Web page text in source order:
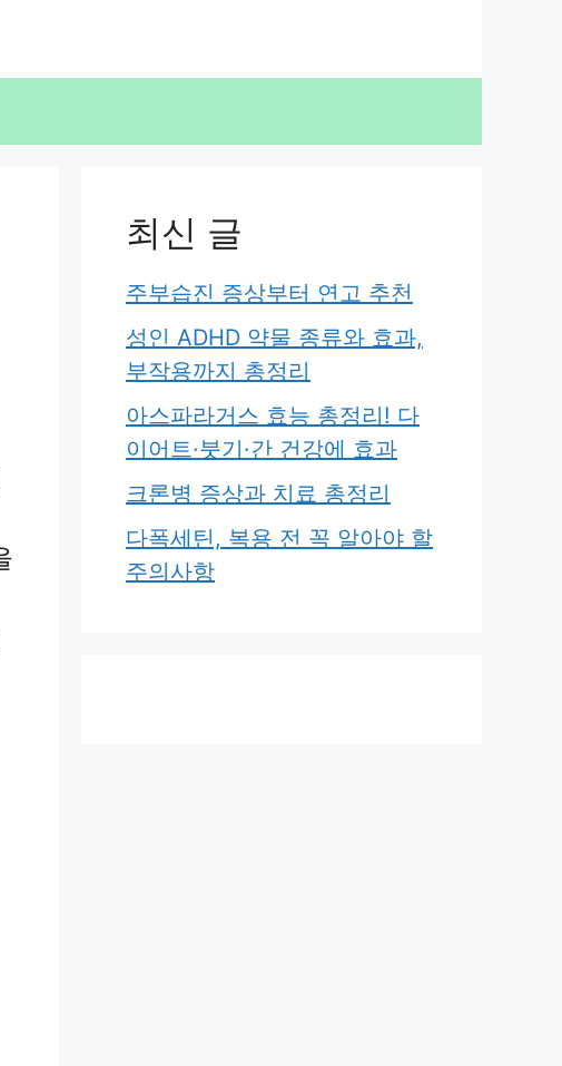
최신 글
주부습진 증상부터 연고 추천
성인 ADHD 약물 종류와 효과,
부작용까지 총정리
아스파라거스 효능 총정리! 다
이어트·붓기·간 건강에 효과
크론병 증상과 치료 총정리
다폭세틴, 복용 전 꼭 알아야 할
주의사항